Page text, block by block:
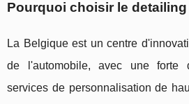
Pourquoi choisir le
La Belgique est un centre
de l'automobile, avec une forte
services de personnalisation de